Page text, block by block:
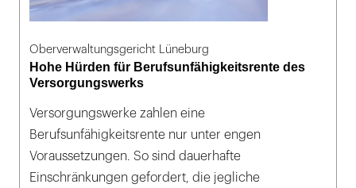
Oberverwaltungsgericht Lüneburg
Hohe Hürden für Berufsunfähigkeitsrente des
Versorgungswerks
Versorgungswerke zahlen eine
Berufsunfähigkeitsrente nur unter engen
Voraussetzungen. So sind dauerhafte
Einschränkungen gefordert, die jegliche